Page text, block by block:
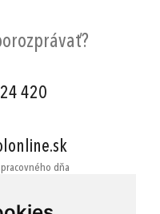
420
dňa